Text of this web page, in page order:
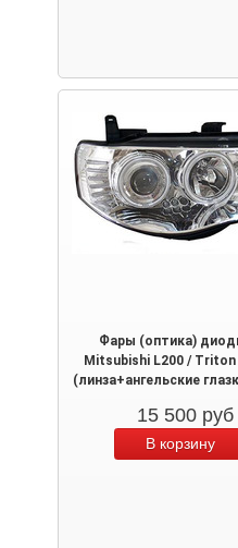
Фары (оптика)
Mitsubishi L200 / Triton
(линза+ангельские
15 500 руб